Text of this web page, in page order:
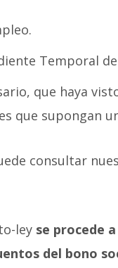
Temporal de
que haya
que supongan
consultar
ley se procede
del bono